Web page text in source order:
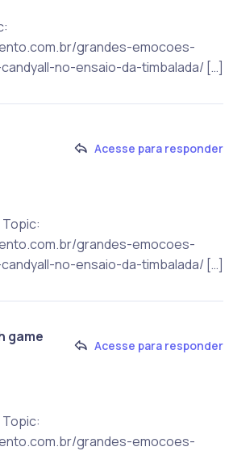
grandes-emocoes-
no-ensaio-da-timbalada/ […]
Acesse para responder
grandes-emocoes-
no-ensaio-da-timbalada/ […]
game
Acesse para responder
grandes-emocoes-